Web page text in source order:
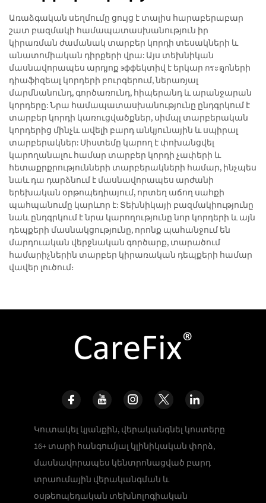
Առաձգական սեղմումը ցույց է տալիս հարաբերաբար
շատ բազմակի համապատասխանություն իր
կիրառման ժամանակ տարբեր կորդի տեսակների և
անատոմիական դիրքերի վրա: Այս տեխնիկան
մասնավորապես արդյոք эффեկտիվ է երկար กระดูกների
դիաֆիզեալ կորդերի բուրգերում, ներառյալ
մարմնանունդ, գործառունդ, հիպերանդ և արանջարան
կորդերը: Նրա համապատասխանությունը ընդգրկում է
տարբեր կորդի կառուցվածքներ, սիմպլ տարբերական
կորդերից մինչև ավելի բարդ անկյունային և սպիրալ
տարբերակներ: Սիստեմը կարող է փոխանցվել
կարողանալու համար տարբեր կորդի չափերի և
հետաքրքրությունների տարբերակների համար, ինչպես
նաև դա դարձնում է մասնավորապես արժանի
երեխական օրթոպեդիայում, որտեղ աճող սահքի
պահպանումը կարևոր է: Տեխնիկայի բազմակիությունը
նաև ընդգրկում է նրա կարողությունը նոր կորդերի և այն
դեպքերի մասնակցությունը, որոնք պահանջում են
մարդուական վերջնական գործարք, տարածում
համարիչներին տարբեր կիրառական դեպքերի համար
վավեր լուծում։
Կուտակել կյանքին, վերականգնել կոստերը
16+ տարի հանգումյալ կլինիկական փորձ,
մասնավորապես կենտրոնացված բարդ
տրաումային վերականգման և
օսթեոպեդական տեխնոլոգիական